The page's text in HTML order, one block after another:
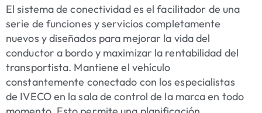
El sistema de conectividad es el facilitador de una
serie de funciones y servicios completamente
nuevos y diseñados para mejorar la vida del
conductor a bordo y maximizar la rentabilidad del
transportista. Mantiene el vehículo
constantemente conectado con los especialistas
de IVECO en la sala de control de la marca en todo